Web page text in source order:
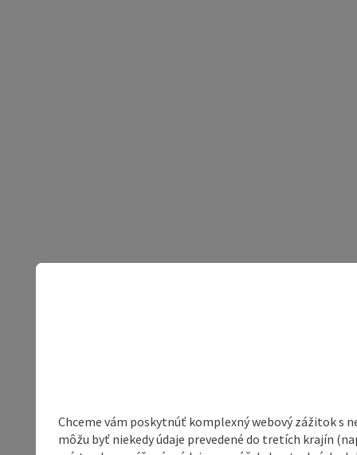
Chceme vám poskytnúť komplexný webový zážitok s
môžu byť niekedy údaje prevedené do tretích krajín